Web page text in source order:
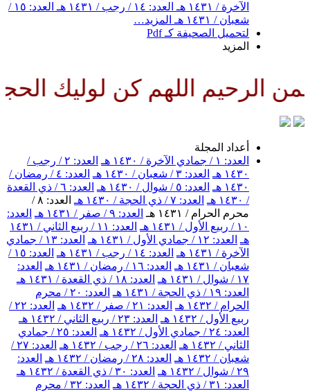
الآخرة / ١٤٣١ هـ
العدد: ١٤ / رجب / ١٤٣١ هـ
العدد: ١٥ /
شعبان / ١٤٣١ هـ
المزيد…
لتحميل الصحيفة كـ Pdf
المزيد
اللهم كن لوليك الحجة
أعداد المجلة
العدد: ١ / جمادي الآخرة / ١٤٣٠ هـ
العدد: ٢ / رجب /
١٤٣٠ هـ
العدد: ٣ / شعبان / ١٤٣٠ هـ
العدد: ٤ / رمضان /
١٤٣٠ هـ
العدد: ٥ / شوال / ١٤٣٠ هـ
العدد: ٦ / ذي القعدة
/ ١٤٣٠ هـ
العدد: ٧ / ذي الحجة / ١٤٣٠ هـ
العدد: ٨ /
محرم الحرام / ١٤٣١ هـ
العدد: ٩ / صفر / ١٤٣١ هـ
العدد:
١٠ / ربيع الأول / ١٤٣١ هـ
العدد: ١١ / ربيع الثاني / ١٤٣١
هـ العدد: ١٢ / جمادي الأول / ١٤٣١ هـ
العدد: ١٣ / جمادي
الآخرة / ١٤٣١ هـ
العدد: ١٤ / رجب / ١٤٣١ هـ
العدد: ١٥ /
شعبان / ١٤٣١ هـ
العدد: ١٦ / رمضان / ١٤٣١ هـ
العدد:
١٧ / شوال / ١٤٣١ هـ
العدد: ١٨ / ذي القعدة / ١٤٣١ هـ
العدد: ١٩ / ذي الحجة / ١٤٣١ هـ
العدد: ٢٠ / محرم
الحرام / ١٤٣٢ هـ
العدد: ٢١ / صفر / ١٤٣٢ هـ
العدد: ٢٢ /
ربيع الأول / ١٤٣٢ هـ
العدد: ٢٣ / ربيع الثاني / ١٤٣٢ هـ
العدد: ٢٤ / جمادي الأول / ١٤٣٢ هـ
العدد: ٢٥ / جمادي
الثاني / ١٤٣٢ هـ
العدد: ٢٦ / رجب / ١٤٣٢ هـ
العدد: ٢٧ /
شعبان / ١٤٣٢ هـ
العدد: ٢٨ / رمضان / ١٤٣٢ هـ
العدد:
٢٩ / شوال / ١٤٣٢ هـ
العدد: ٣٠ / ذي القعدة / ١٤٣٢ هـ
العدد: ٣١ / ذي الحجة / ١٤٣٢ هـ
العدد: ٣٢ / محرم